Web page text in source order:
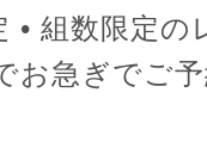
• 組数限定の
お急ぎでご